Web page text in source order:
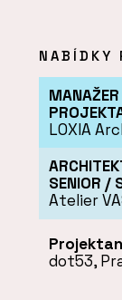
NABÍDKY
LOXIA
SENIOR /
Atelier
dot53,